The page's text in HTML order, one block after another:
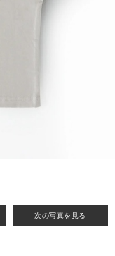
次の写真を見る